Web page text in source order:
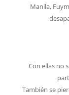
Manila,
Con ellas no
También se